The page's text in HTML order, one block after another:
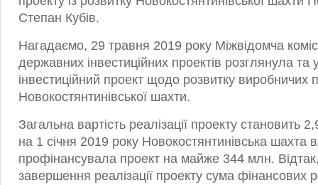
Степан Кубів.
Нагадаємо, 29 травня 2019 року Міжвідомча
державних інвестиційних проектів розглянула та
інвестиційний проект щодо розвитку виробничих
Новокостянтинівської шахти.
Загальна вартість реалізації проекту становить
на 1 січня 2019 року Новокостянтинівська шахта
профінансувала проект на майже 344 млн.
завершення реалізації проекту сума фінансових